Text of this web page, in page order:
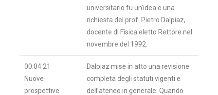
universitario fu un’idea e una
richiesta del prof. Pietro Dalpiaz,
docente di Fisica eletto Rettore nel
novembre del 1992.
00:04:21
Nuove
prospettive
Dalpiaz mise in atto una revisione
completa degli statuti vigenti e
dell’ateneo in generale. Quando